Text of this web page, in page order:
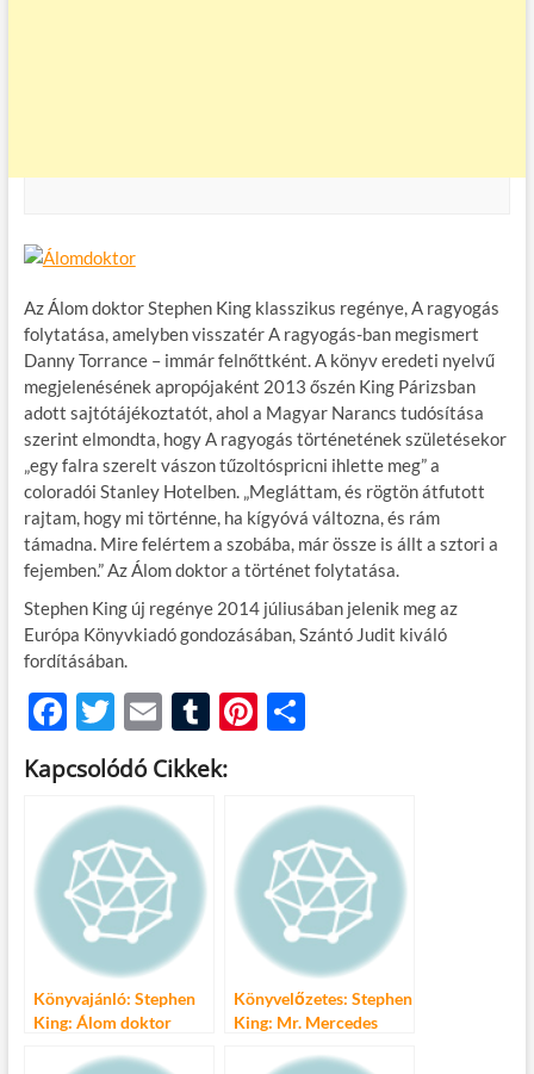
Az Álom doktor Stephen King klasszikus regénye, A ragyogás
folytatása, amelyben visszatér A ragyogás-ban megismert
Danny Torrance – immár felnőttként. A könyv eredeti nyelvű
megjelenésének apropójaként 2013 őszén King Párizsban
adott sajtótájékoztatót, ahol a Magyar Narancs tudósítása
szerint elmondta, hogy A ragyogás történetének születésekor
„egy falra szerelt vászon tűzoltóspricni ihlette meg” a
coloradói Stanley Hotelben. „Megláttam, és rögtön átfutott
rajtam, hogy mi történne, ha kígyóvá változna, és rám
támadna. Mire felértem a szobába, már össze is állt a sztori a
fejemben.” Az Álom doktor a történet folytatása.
Stephen King új regénye 2014 júliusában jelenik meg az
Európa Könyvkiadó gondozásában, Szántó Judit kiváló
fordításában.
F
ac
e
b
o
o
k
T
w
itt
er
E
m
ail
T
u
m
Pi
es
O
m
e
g
Kapcsolódó Cikkek:
Könyvajánló: Stephen
King: Álom doktor
Könyvelőzetes: Stephen
King: Mr. Mercedes